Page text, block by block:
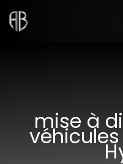
mise à